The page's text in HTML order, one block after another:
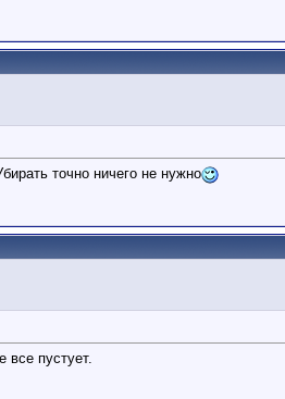
точно ничего не нужно
все пустует.